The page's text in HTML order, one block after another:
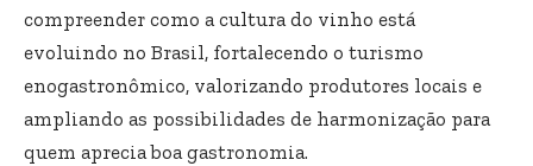
compreender como a cultura do vinho está
evoluindo no Brasil, fortalecendo o turismo
enogastronômico, valorizando produtores locais e
ampliando as possibilidades de harmonização para
quem aprecia boa gastronomia.